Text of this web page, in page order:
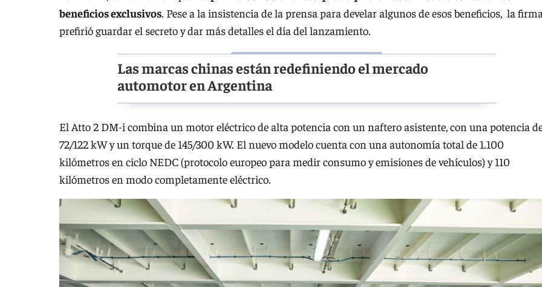
beneficios exclusivos. Pese a la insistencia de la prensa para develar algunos de esos beneficios, la
prefirió guardar el secreto y dar más detalles el día del lanzamiento.
Las marcas chinas están redefiniendo el mercado
automotor en Argentina
El Atto 2 DM-i combina un motor eléctrico de alta potencia con un naftero asistente, con una potencia
72/122 kW y un torque de 145/300 kW. El nuevo modelo cuenta con una autonomía total de 1.100
kilómetros en ciclo NEDC (protocolo europeo para medir consumo y emisiones de vehículos) y 110
kilómetros en modo completamente eléctrico.